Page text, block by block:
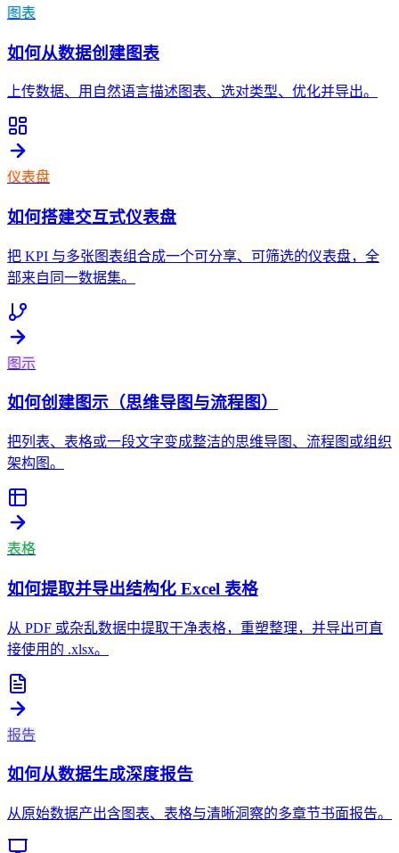
图表
如何从数据创建图表
上传数据、用自然语言描述图表、选对类型、优化并导出。
仪表盘
如何搭建交互式仪表盘
把 KPI 与多张图表组合成一个可分享、可筛选的仪表盘，全
部来自同一数据集。
图示
如何创建图示（思维导图与流程图）
把列表、表格或一段文字变成整洁的思维导图、流程图或组织
架构图。
表格
如何提取并导出结构化 Excel 表格
从 PDF 或杂乱数据中提取干净表格，重塑整理，并导出可直
接使用的 .xlsx。
报告
如何从数据生成深度报告
从原始数据产出含图表、表格与清晰洞察的多章节书面报告。